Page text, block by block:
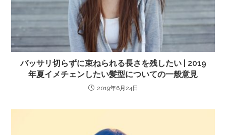
バッサリ切らずに束ねられる長さを残したい | 2019
年夏イメチェンしたい髪型についての一般意見
2019年6月24日